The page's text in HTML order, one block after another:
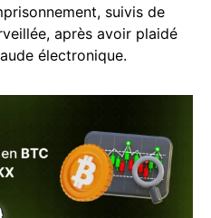
suivis de
après avoir plaidé
électronique.